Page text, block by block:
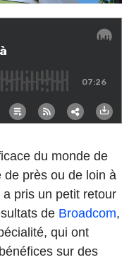
du monde de
près ou de loin à
pris un petit retour
de Broadcom,
qui ont
sur des